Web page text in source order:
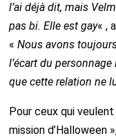
l’ai déjà dit, mais
pas bi. Elle est gay« ,
«Nous avons
l’écart du
que cette relation ne
Pour ceux qui
mission d’Halloween